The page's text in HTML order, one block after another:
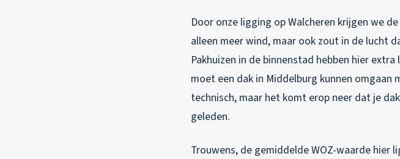
Door onze ligging op Walcheren krijgen we
alleen meer wind, maar ook zout in de lucht
Pakhuizen in de binnenstad hebben hier
moet een dak in Middelburg kunnen omgaan
technisch, maar het komt erop neer dat je
geleden.
Trouwens, de gemiddelde WOZ-waarde hier